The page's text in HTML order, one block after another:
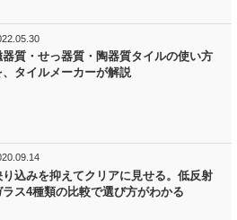
器質・せっ器質・陶器質タイルの使い方
、タイルメーカーが解説
り込みを抑えてクリアに見せる。低反射
ラス4種類の比較で選び方がわかる